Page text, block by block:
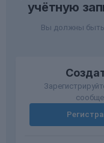
учётную
Вы должны быть